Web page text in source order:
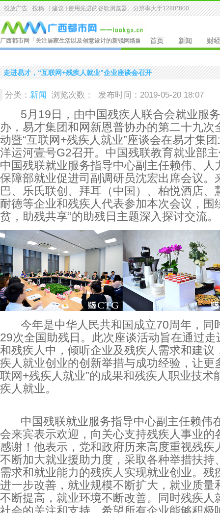
投放广告 投稿 [ 建议 ] 使用先进的谷歌浏览器。分辨率大于1280*800
广西都市网 「关注居家生活以及创意设计的新锐网络媒体.」首页 新闻 财经
走进易才，“互联网+残疾人就业”企业座谈会召开
分类： 新闻 浏览次数： 发布时间：2019-05-20 18:07
5月19日，由中国残疾人联合会就业服
办，易才集团和网新恩普协办的第二十九次
动暨“互联网+残疾人就业”座谈会在易才集
洋运河壹号G2召开。中国残联教育就业部
中国残联就业服务指导中心副主任赖伟、人
保障部就业促进司副调研员沈宏出席会议。
巴、乐氏联创、拜耳（中国）、柏悦酒店、
耐德等企业和残疾人代表参加本次会议，围
贫，助残共享”的助残日主题深入探讨交流。
今年是中华人民共和国成立70周年，同
29次全国助残日。此次座谈活动旨在通过走
和残疾人中，倾听企业及残疾人需求和建议
疾人就业创业的创新举措与成功经验，让更
联网+残疾人就业”的成果和残疾人职业技术
疾人就业。
中国残联就业服务指导中心副主任赖伟
会来宾表示欢迎，向关心支持残疾人事业的
感谢！他表示，党和政府历来高度重视残疾
不断加大就业援助力度，采取各种举措扶持
需求和就业能力的残疾人实现就业创业。残
进一步改善，就业规模不断扩大，就业质量
不断提高，就业环境不断改善。同时残疾人